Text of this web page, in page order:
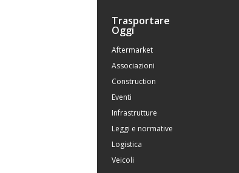
Trasportare
Oggi
Aftermarket
Associazioni
Construction
Eventi
Infrastrutture
Leggi e normative
Logistica
Veicoli